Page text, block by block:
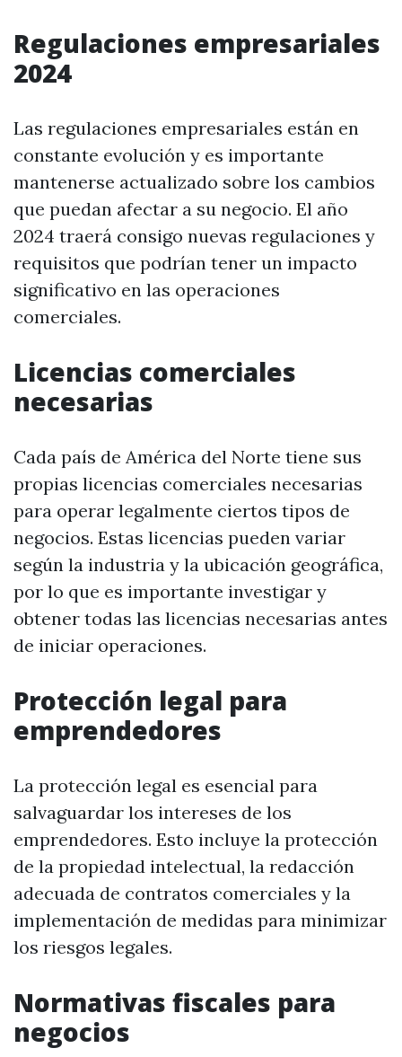
Regulaciones empresariales
2024
Las regulaciones empresariales están en
constante evolución y es importante
mantenerse actualizado sobre los cambios
que puedan afectar a su negocio. El año
2024 traerá consigo nuevas regulaciones y
requisitos que podrían tener un impacto
significativo en las operaciones
comerciales.
Licencias comerciales
necesarias
Cada país de América del Norte tiene sus
propias licencias comerciales necesarias
para operar legalmente ciertos tipos de
negocios. Estas licencias pueden variar
según la industria y la ubicación geográfica,
por lo que es importante investigar y
obtener todas las licencias necesarias antes
de iniciar operaciones.
Protección legal para
emprendedores
La protección legal es esencial para
salvaguardar los intereses de los
emprendedores. Esto incluye la protección
de la propiedad intelectual, la redacción
adecuada de contratos comerciales y la
implementación de medidas para minimizar
los riesgos legales.
Normativas fiscales para
negocios